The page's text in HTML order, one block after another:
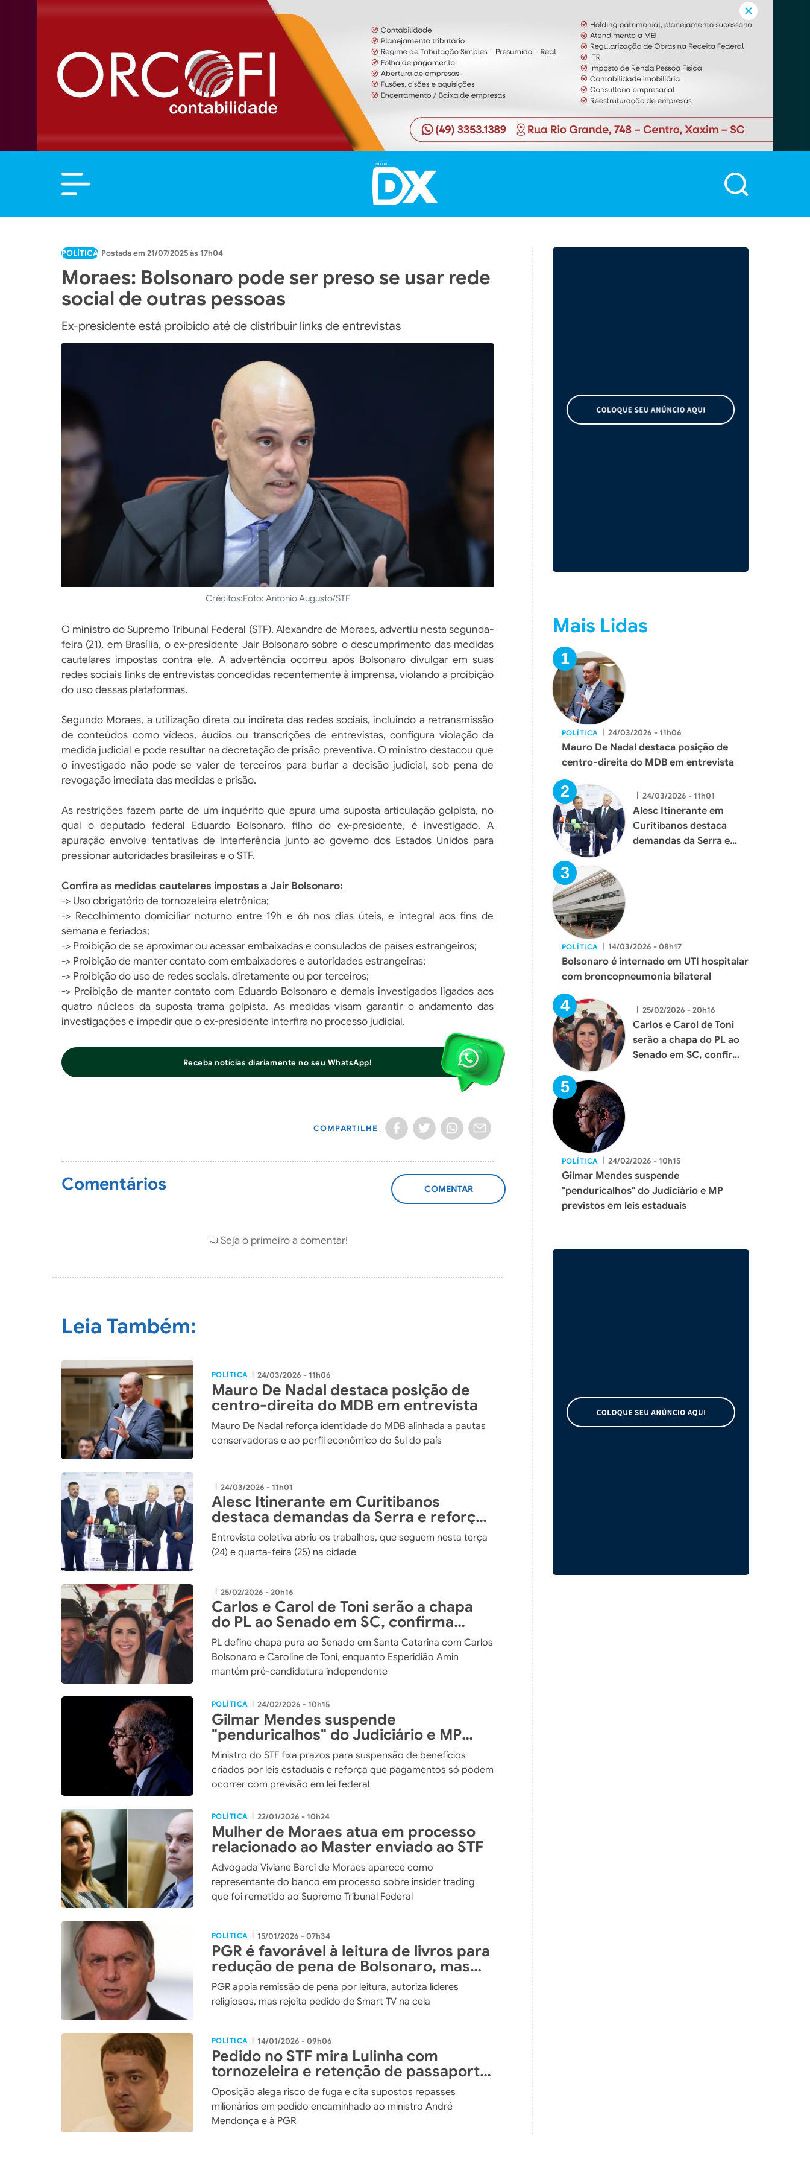
POLÍTICA 21/07/2025 às 17h04
Moraes: Bolsonaro pode ser preso se usar rede
social de outras pessoas
Ex-presidente está proibido até de distribuir links de entrevistas
Créditos:Foto: Antonio Augusto/STF
O ministro do Supremo Tribunal Federal (STF), Alexandre de Moraes, advertiu nesta segunda-
feira (21), em Brasília, o ex-presidente Jair Bolsonaro sobre o descumprimento das medidas
cautelares impostas contra ele. A advertência ocorreu após Bolsonaro divulgar em suas
redes sociais links de entrevistas concedidas recentemente à imprensa, violando a proibição
do uso dessas plataformas.
Segundo Moraes, a utilização direta ou indireta das redes sociais, incluindo a retransmissão
de conteúdos como vídeos, áudios ou transcrições de entrevistas, configura violação da
medida judicial e pode resultar na decretação de prisão preventiva. O ministro destacou que
o investigado não pode se valer de terceiros para burlar a decisão judicial, sob pena de
revogação imediata das medidas e prisão.
As restrições fazem parte de um inquérito que apura uma suposta articulação golpista, no
qual o deputado federal Eduardo Bolsonaro, filho do ex-presidente, é investigado. A
apuração envolve tentativas de interferência junto ao governo dos Estados Unidos para
pressionar autoridades brasileiras e o STF.
Confira as medidas cautelares impostas a Jair Bolsonaro:
-> Uso obrigatório de tornozeleira eletrônica;
-> Recolhimento domiciliar noturno entre 19h e 6h nos dias úteis, e integral aos fins de
semana e feriados;
-> Proibição de se aproximar ou acessar embaixadas e consulados de países estrangeiros;
-> Proibição de manter contato com embaixadores e autoridades estrangeiras;
-> Proibição do uso de redes sociais, diretamente ou por terceiros;
-> Proibição de manter contato com Eduardo Bolsonaro e demais investigados ligados aos
quatro núcleos da suposta trama golpista. As medidas visam garantir o andamento das
investigações e impedir que o ex-presidente interfira no processo judicial.
Receba notícias diariamente no seu WhatsApp!
COMPARTILHE
Comentários
ADICIONAR
COMENTÁRIO
Seja o primeiro a comentar!
Leia Também:
POLÍTICA | 24/03/2026 - 11h06
Mauro De Nadal destaca posição de
centro-direita do MDB em entrevista
Mauro De Nadal reforça identidade do MDB alinhada a pautas
conservadoras e ao perfil econômico do Sul do país
| 24/03/2026 - 11h01
Alesc Itinerante em Curitibanos
destaca demandas da Serra e reforça
aproximação com a população
Entrevista coletiva abriu os trabalhos, que seguem nesta terça
(24) e quarta-feira (25) na cidade
| 25/02/2026 - 20h16
Carlos e Carol de Toni serão a chapa
do PL ao Senado em SC, confirma
Flávio Bolsonaro
PL define chapa pura ao Senado em Santa Catarina com Carlos
Bolsonaro e Caroline de Toni, enquanto Esperidião Amin
mantém pré-candidatura independente
POLÍTICA | 24/02/2026 - 10h15
Gilmar Mendes suspende
"penduricalhos" do Judiciário e MP
previstos em leis estaduais
Ministro do STF fixa prazos para suspensão de benefícios
criados por leis estaduais e reforça que pagamentos só podem
ocorrer com previsão em lei federal
POLÍTICA | 22/01/2026 - 10h24
Mulher de Moraes atua em processo
relacionado ao Master enviado ao STF
Advogada Viviane Barci de Moraes aparece como
representante do banco em processo sobre insider trading
que foi remetido ao Supremo Tribunal Federal
POLÍTICA | 15/01/2026 - 07h34
PGR é favorável à leitura de livros para
redução de pena de Bolsonaro, mas
nega Smart TV
PGR apoia remissão de pena por leitura, autoriza líderes
religiosos, mas rejeita pedido de Smart TV na cela
POLÍTICA | 14/01/2026 - 09h06
Pedido no STF mira Lulinha com
tornozeleira e retenção de passaporte
após suspeita de fraude no INSS
Oposição alega risco de fuga e cita supostos repasses
milionários em pedido encaminhado ao ministro André
Mendonça e à PGR
Mais Lidas
POLÍTICA | 24/03/2026 - 11h06
Mauro De Nadal destaca posição de
centro-direita do MDB em entrevista
| 24/03/2026 - 11h01
Alesc Itinerante em
Curitibanos destaca
demandas da Serra e
POLÍTICA | 14/03/2026 - 08h17
Bolsonaro é internado em UTI hospitalar
com broncopneumonia bilateral
| 25/02/2026 - 20h16
Carlos e Carol de Toni
serão a chapa do PL ao
Senado em SC, confirma
POLÍTICA | 24/02/2026 - 10h15
Gilmar Mendes suspende
"penduricalhos" do Judiciário e MP
previstos em leis estaduais